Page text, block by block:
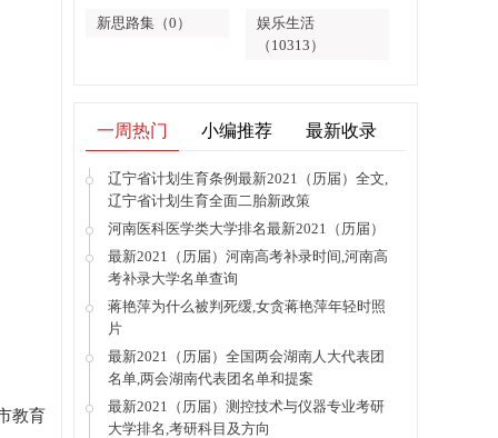
教育
新思路集（0）
娱乐生活
（10313）
一周热门 小编推荐 最新收录
辽宁省计划生育条例最新2021（历届）全文,
辽宁省计划生育全面二胎新政策
河南医科医学类大学排名最新2021（历届）
最新2021（历届）河南高考补录时间,河南高
考补录大学名单查询
蒋艳萍为什么被判死缓,女贪蒋艳萍年轻时照
片
最新2021（历届）全国两会湖南人大代表团
名单,两会湖南代表团名单和提案
最新2021（历届）测控技术与仪器专业考研
大学排名,考研科目及方向